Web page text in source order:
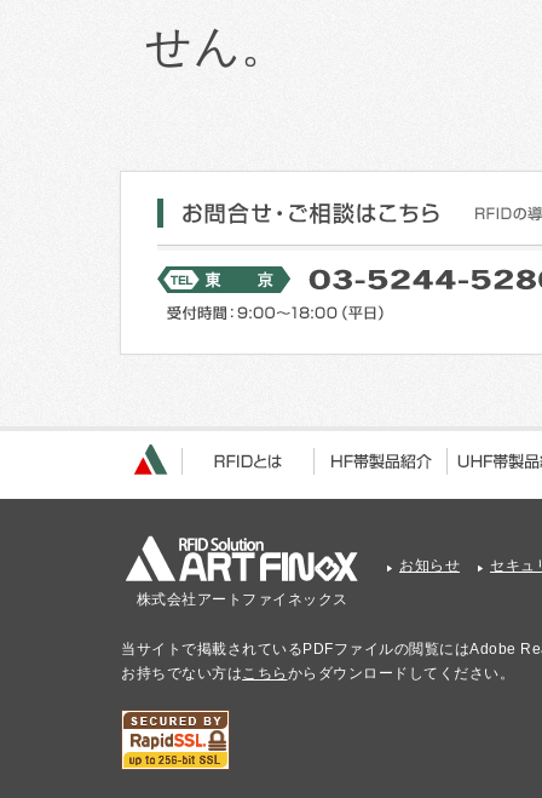
せん。
株式会社アートファイネックス
お知らせ セキュ
当サイトで掲載されているPDFファイルの閲覧にはAdobe
お持ちでない方は こちら からダウンロードしてください。